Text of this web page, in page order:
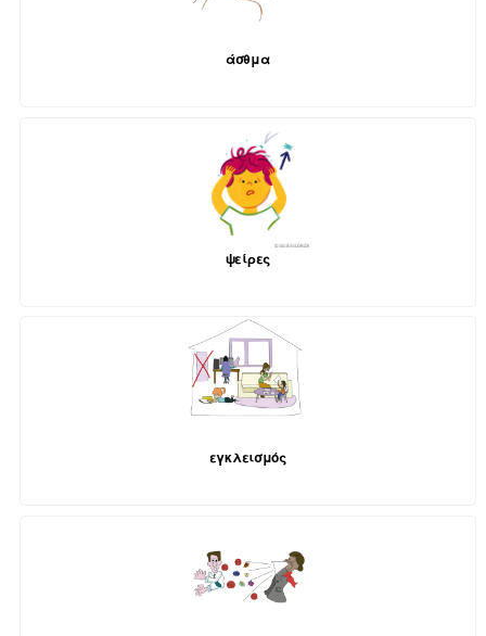
άσθμα
ψείρες
εγκλεισμός